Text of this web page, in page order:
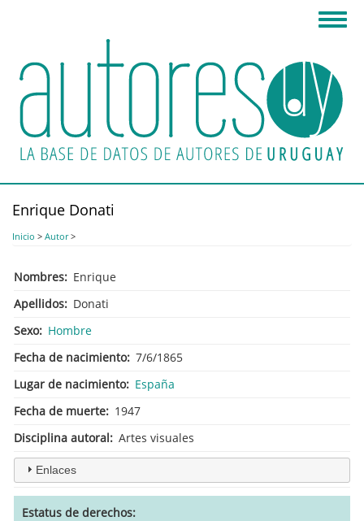
principal
Enrique Donati
Inicio > Autor>
Nombres
Enrique
Apellidos
Donati
Sexo
Hombre
Fecha de nacimiento 7/6/1865
Lugar de nacimiento
España
Fecha de muerte
1947
Disciplina autoral
Artes visuales
Enlaces
Estatus de derechos